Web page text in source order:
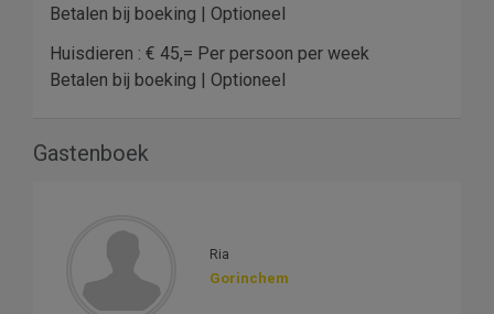
Betalen bij boeking | Optioneel
Huisdieren : € 45,= Per persoon per week
Betalen bij boeking | Optioneel
Gastenboek
Ria
Gorinchem